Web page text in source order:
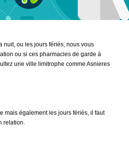
nuit, ou les jours fériés, nous vous
ou si ces pharmacies de garde à
une ville limitrophe comme Asnieres
mais également les jours fériés, il faut
relation.